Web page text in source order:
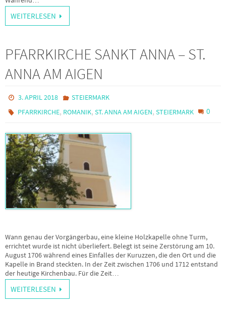
WEITERLESEN
PFARRKIRCHE SANKT ANNA – ST.
ANNA AM AIGEN
3. APRIL 2018
STEIERMARK
PFARRKIRCHE, ROMANIK,ST. ANNA AM AIGEN,STEIERMARK 0
Wann genau der Vorgängerbau, eine kleine Holzkapelle ohne Turm,
errichtet wurde ist nicht überliefert. Belegt ist seine Zerstörung am 10.
August 1706 während eines Einfalles der Kuruzzen, die den Ort und die
Kapelle in Brand steckten. In der Zeit zwischen 1706 und 1712 entstand
der heutige Kirchenbau. Für die Zeit…
WEITERLESEN